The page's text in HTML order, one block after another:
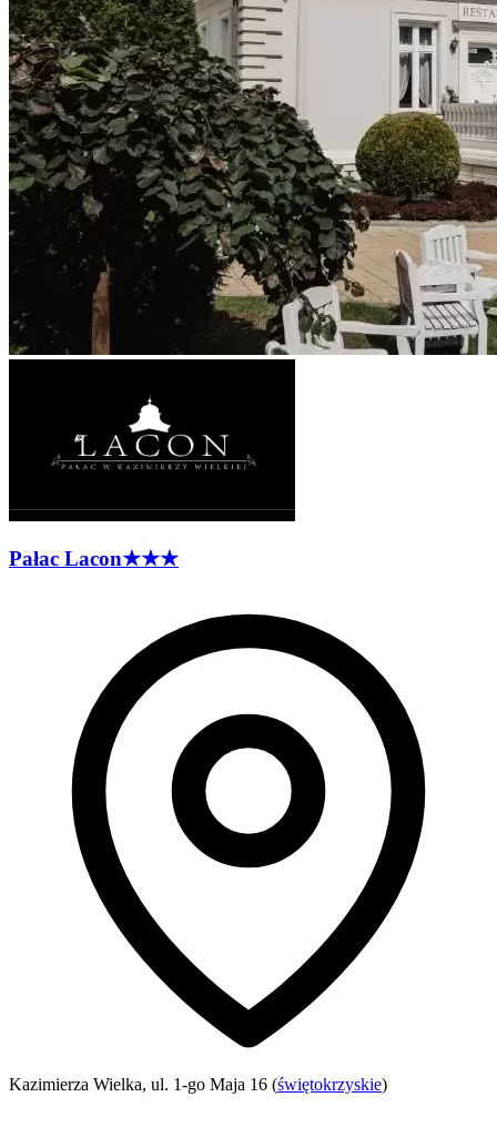
Pałac Lacon★★★
Kazimierza Wielka, ul. 1-go Maja 16 (świętokrzyskie)